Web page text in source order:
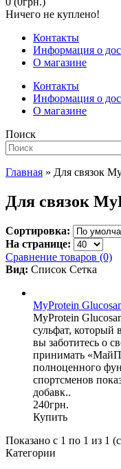
Ничего не куплено!
Контакты
Информация о
О магазине
Контакты
Информация о
О магазине
Поиск
Главная » Для связок
Для связок
Сортировка:
На странице:
Сравнение товаров (0)
Вид: Список Сетка
MyProtein
MyProtein
сульфат, который
вы заботитесь о
принимать
полноценного
спортсменов
добавк..
240грн.
Купить
Показано с 1 по 1 из 1
Категории